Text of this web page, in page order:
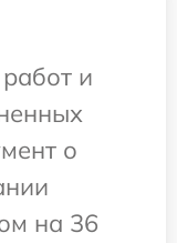
и
о
на 36